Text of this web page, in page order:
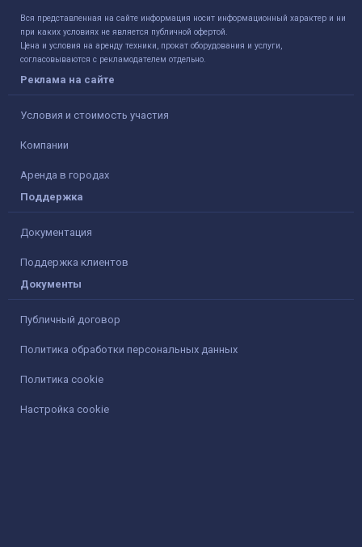
Вся представленная на сайте информация носит информационный характер и ни
при каких условиях не является публичной офертой.
Цена и условия на аренду техники, прокат оборудования и услуги,
согласовываются с рекламодателем отдельно.
Реклама на сайте
Условия и стоимость участия
Компании
Аренда в городах
Поддержка
Документация
Поддержка клиентов
Документы
Публичный договор
Политика обработки персональных данных
Политика cookie
Настройка cookie